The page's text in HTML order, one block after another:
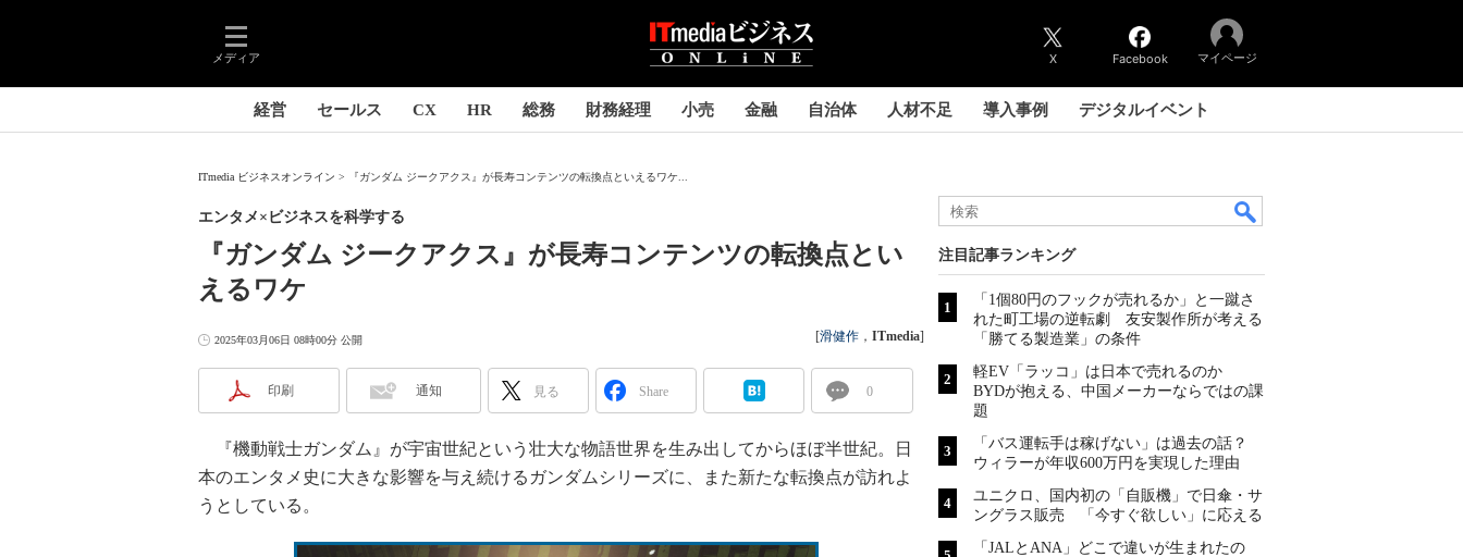
メディア X Facebook マイページ
経営 セールス CX HR 総務 財務経理 小売 金融 自治体 人材不足 導入事例 デジタルイベント
ITmedia ビジネスオンライン 『ガンダム ジークアクス』が長寿コンテンツの転換点といえるワケ...
『ガンダム ジークアクス』が長寿コンテンツの転換点とい
えるワケ
エンタメ×ビジネスを科学する
2025年03月06日 08時00分 公開 [滑健作 ， ITmedia]
印刷 通知 見る Share 0
『機動戦士ガンダム』が宇宙世紀という壮大な物語世界を生み出してからほぼ半世紀。日
本のエンタメ史に大きな影響を与え続けるガンダムシリーズに、また新たな転換点が訪れよ
うとしている。
注目記事ランキング
「1個80円のフックが売れるか」と一蹴さ
れた町工場の逆転劇 友安製作所が考える
「勝てる製造業」の条件
軽EV「ラッコ」は日本で売れるのか
BYDが抱える、中国メーカーならではの課
題
「バス運転手は稼げない」は過去の話？
ウィラーが年収600万円を実現した理由
ユニクロ、国内初の「自販機」で日傘・サ
ングラス販売 「今すぐ欲しい」に応える
「JALとANA」どこで違いが生まれたの